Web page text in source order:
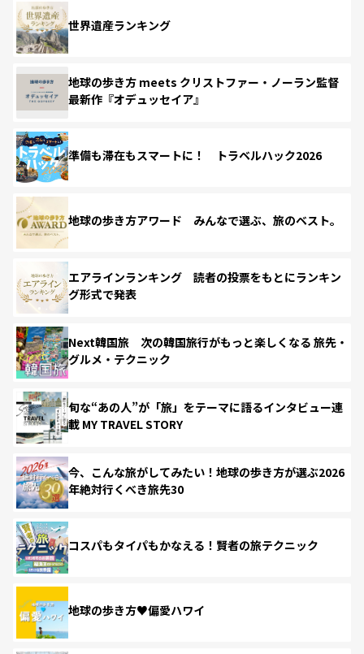
世界遺産ランキング
地球の歩き方 meets クリストファー・ノーラン監督
最新作『オデュッセイア』
準備も滞在もスマートに！ トラベルハック2026
地球の歩き方アワード みんなで選ぶ、旅のベスト。
エアラインランキング 読者の投票をもとにランキン
グ形式で発表
Next韓国旅 次の韓国旅行がもっと楽しくなる 旅先・
グルメ・テクニック
旬な“あの人”が「旅」をテーマに語るインタビュー連
載 MY TRAVEL STORY
今、こんな旅がしてみたい！地球の歩き方が選ぶ2026
年絶対行くべき旅先30
コスパもタイパもかなえる！賢者の旅テクニック
地球の歩き方♥偏愛ハワイ